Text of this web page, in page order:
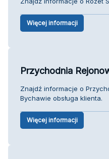
Więcej informacji
Przychodnia
Znajdź informacje o
Bychawie obsługa klienta.
Więcej informacji